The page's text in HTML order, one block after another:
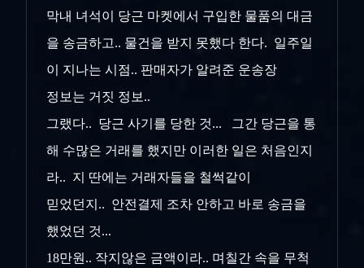
막내 녀석이 당근 마켓에서 구입한 물품의 대금
을 송금하고.. 물건을 받지 못했다 한다. 일주일
이 지나는 시점.. 판매자가 알려준 운송장
정보는 거짓 정보..
그랬다.. 당근 사기를 당한 것... 그간 당근을 통
해 수많은 거래를 했지만 이러한 일은 처음인지
라.. 지 딴에는 거래자들을 철썩같이
믿었던지.. 안전결제 조차 안하고 바로 송금을
했었던 것...
18만원.. 작지않은 금액이라.. 며칠간 속을 무척